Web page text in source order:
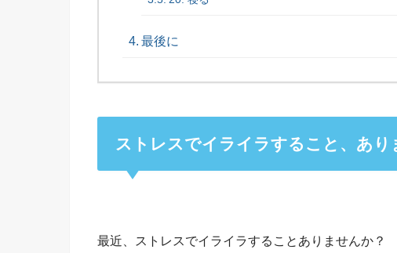
最後に
ストレスでイライラすること、あり
最近、ストレスでイライラすることありませんか？